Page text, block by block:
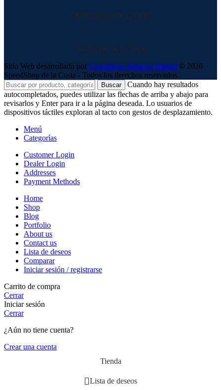
EMPRESAS DE ENVIO
NUESTRAS REDES
Sitio Web desarrollado por Creactivos Agencia Digital © 2026
SpeedShop de la Costa - Todos los derechos reservados.
Buscar
Cuando hay resultados
autocompletados, puedes utilizar las flechas de arriba y abajo para
revisarlos y Enter para ir a la página deseada. Lo usuarios de
dispositivos táctiles exploran al tacto con gestos de desplazamiento.
Menú
Categorías
Customer Login
Dealer Login
Addresses
Payment Methods
Home
Shop
Blog
Portfolio
About us
Contact us
Lista de deseos
Comparar
Iniciar sesión / registrarse
Carrito de compra
Cerrar
Iniciar sesión
Cerrar
¿Aún no tiene cuenta?
Crear una cuenta
Tienda
Lista de deseos